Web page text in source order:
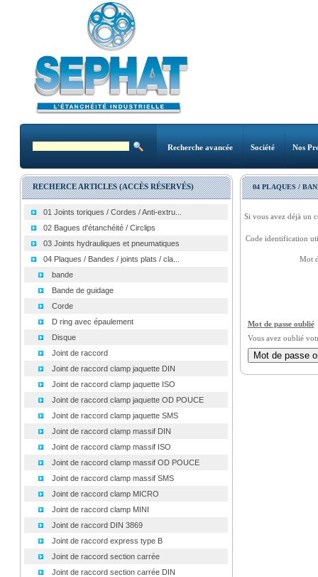
Recherche avancée Société Nos
RECHERCE ARTICLES (ACCÈS RÉSERVÉS)
01 Joints toriques / Cordes / Anti-extru...
02 Bagues d'étanchéité / Circlips
03 Joints hydrauliques et pneumatiques
04 Plaques / Bandes / joints plats / cla...
bande
Bande de guidage
Corde
D ring avec épaulement
Disque
Joint de raccord
Joint de raccord clamp jaquette DIN
Joint de raccord clamp jaquette ISO
Joint de raccord clamp jaquette OD POUCE
Joint de raccord clamp jaquette SMS
Joint de raccord clamp massif DIN
Joint de raccord clamp massif ISO
Joint de raccord clamp massif OD POUCE
Joint de raccord clamp massif SMS
Joint de raccord clamp MICRO
Joint de raccord clamp MINI
Joint de raccord DIN 3869
Joint de raccord express type B
Joint de raccord section carrée
Joint de raccord section carrée DIN
04 PLAQUES /
Si vous avez déjà un
Code identification
Mot
Mot de passe oublié
Vous avez oublié